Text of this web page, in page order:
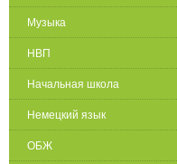
Музыка
НВП
Начальная школа
Немецкий язык
ОБЖ